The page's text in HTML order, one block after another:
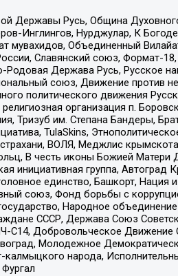
Державы Русь, Община
Инглингов, Нурджулар, К
мувахидов, Объединенный
Славянский союз, Формат-
Держава Русь, Русское
союз, Движение против
политического движения
организация п.
Тризуб им. Степана Бандеры,
TulaSkins,
ВОЛЯ, Меджлис
В честь иконы Божией
группа, Автоград
единство, Башкорт,
союз, Фонд борьбы с
Народное
СССР, Держава Союз
Добровольческое Движение
Молодежное
народа,